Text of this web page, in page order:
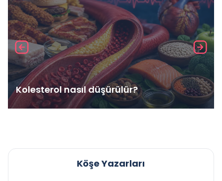
Kolesterol nasıl düşürülür?
Köşe Yazarları